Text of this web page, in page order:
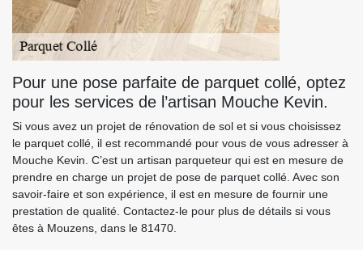
Pour une pose parfaite de parquet collé, optez
pour les services de l’artisan Mouche Kevin.
Si vous avez un projet de rénovation de sol et si vous choisissez
le parquet collé, il est recommandé pour vous de vous adresser à
Mouche Kevin. C’est un artisan parqueteur qui est en mesure de
prendre en charge un projet de pose de parquet collé. Avec son
savoir-faire et son expérience, il est en mesure de fournir une
prestation de qualité. Contactez-le pour plus de détails si vous
êtes à Mouzens, dans le 81470.